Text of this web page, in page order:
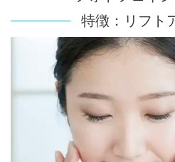
特徴：リフト